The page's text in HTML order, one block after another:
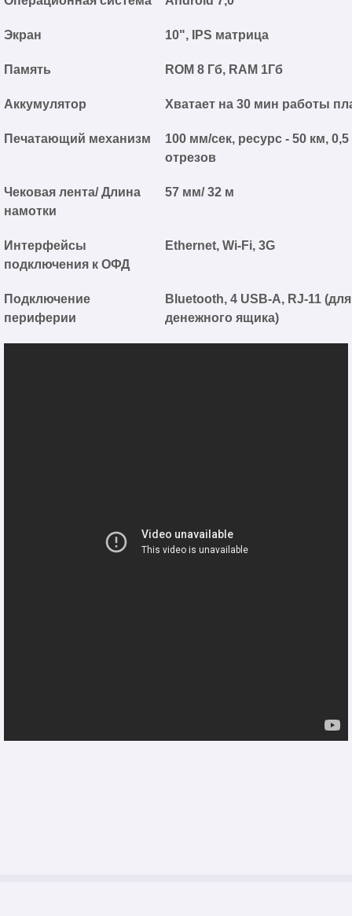
Экран 10", IPS матрица
Память ROM 8 Гб, RAM 1Гб
Аккумулятор Хватает на 30 мин работы
Печатающий механизм
100 мм/сек, ресурс - 50 км,
отрезов
Чековая лента/ Длина
намотки
57 мм/ 32 м
Интерфейсы
подключения к ОФД
Ethernet, Wi-Fi, 3G
Подключение
периферии
Bluetooth, 4 USB-A, RJ-11 (для
денежного ящика)